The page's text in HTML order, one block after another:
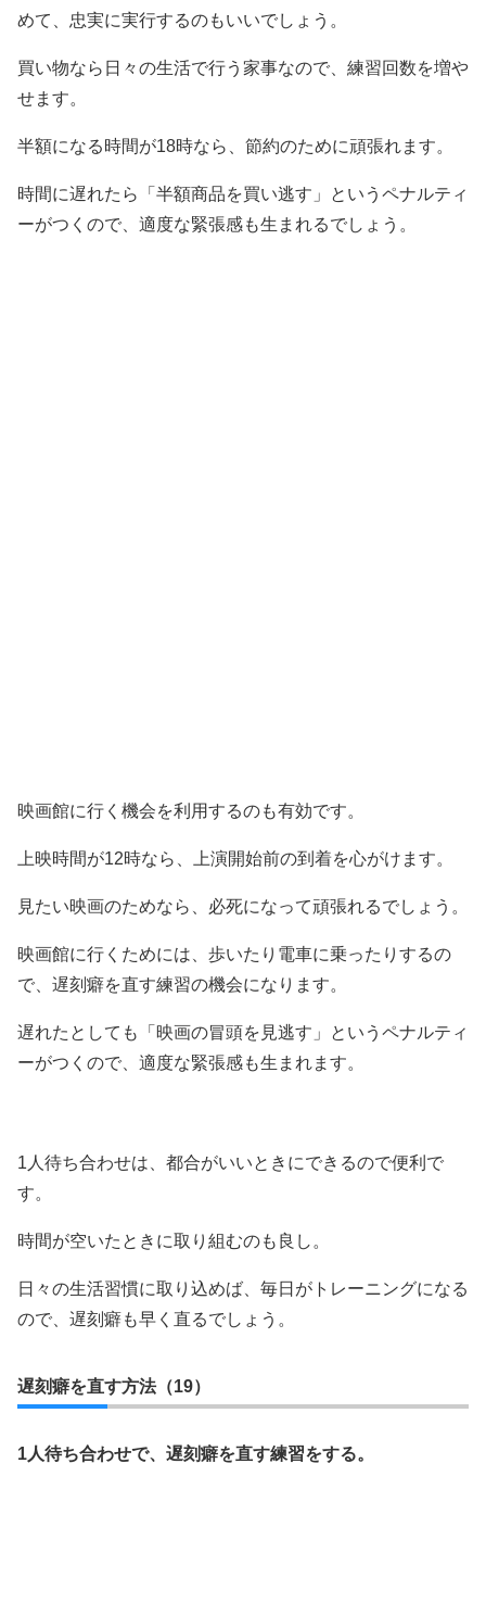
めて、忠実に実行するのもいいでしょう。
買い物なら日々の生活で行う家事なので、練習回数を増や
せます。
半額になる時間が18時なら、節約のために頑張れます。
時間に遅れたら「半額商品を買い逃す」というペナルティ
ーがつくので、適度な緊張感も生まれるでしょう。
映画館に行く機会を利用するのも有効です。
上映時間が12時なら、上演開始前の到着を心がけます。
見たい映画のためなら、必死になって頑張れるでしょう。
映画館に行くためには、歩いたり電車に乗ったりするの
で、遅刻癖を直す練習の機会になります。
遅れたとしても「映画の冒頭を見逃す」というペナルティ
ーがつくので、適度な緊張感も生まれます。
1人待ち合わせは、都合がいいときにできるので便利で
す。
時間が空いたときに取り組むのも良し。
日々の生活習慣に取り込めば、毎日がトレーニングになる
ので、遅刻癖も早く直るでしょう。
遅刻癖を直す方法（19）
1人待ち合わせで、遅刻癖を直す練習をする。